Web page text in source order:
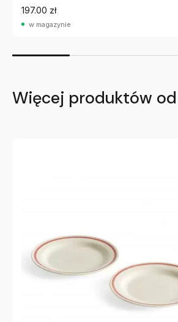
197.00 zł
w magazynie
Więcej produktów od